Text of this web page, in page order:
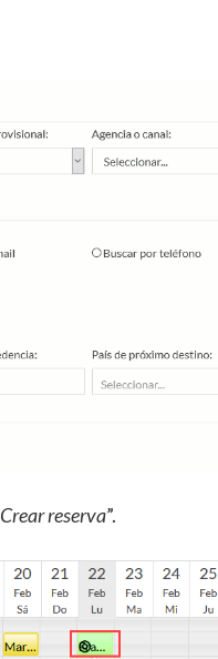
Crear reserva”.